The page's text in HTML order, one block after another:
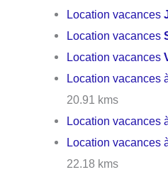
Location vacances
Location vacances
Location vacances
Location vacances
20.91 kms
Location vacances
Location vacances
22.18 kms